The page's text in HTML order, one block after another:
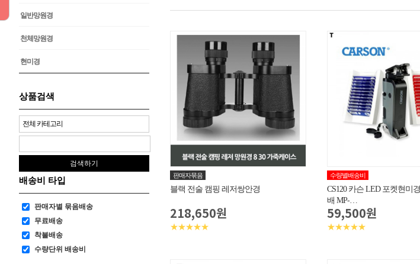
일반망원경
천체망원경
현미경
상품검색
배송비 타입
판매자별 묶음배송
무료배송
착불배송
수량단위 배송비
판매자묶음
블랙 전술 캠핑 레저쌍안경
218,650원
★★★★★
수량별배송비
CS120 카슨 LED 포켓현미
배 MP-…
59,500원
★★★★★